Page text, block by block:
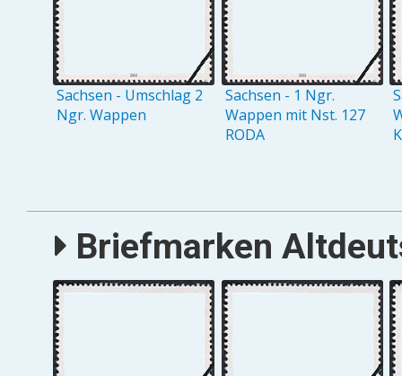
Sachsen - Umschlag 2
Ngr. Wappen
Sachsen - 1 Ngr.
Wappen mit Nst. 127
RODA
Briefmarken